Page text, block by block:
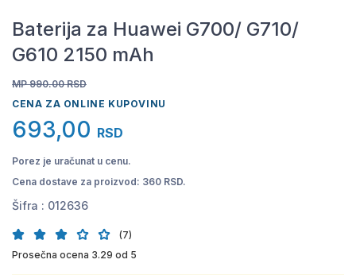
Baterija za Huawei G700/ G710/
G610 2150 mAh
MP 990.00 RSD
CENA ZA ONLINE KUPOVINU
693,00 RSD
Porez je uračunat u cenu.
Cena dostave za proizvod: 360 RSD.
Šifra : 012636
(7)
Prosečna ocena 3.29 od 5